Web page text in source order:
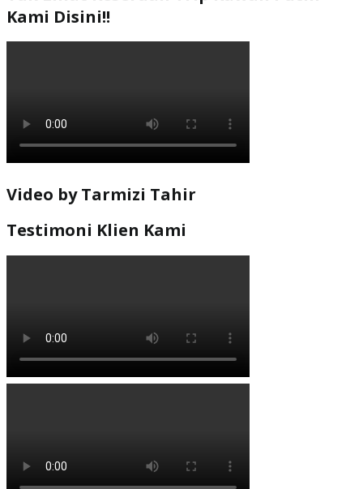
Kami Disini!!
Video by Tarmizi Tahir
Testimoni Klien Kami